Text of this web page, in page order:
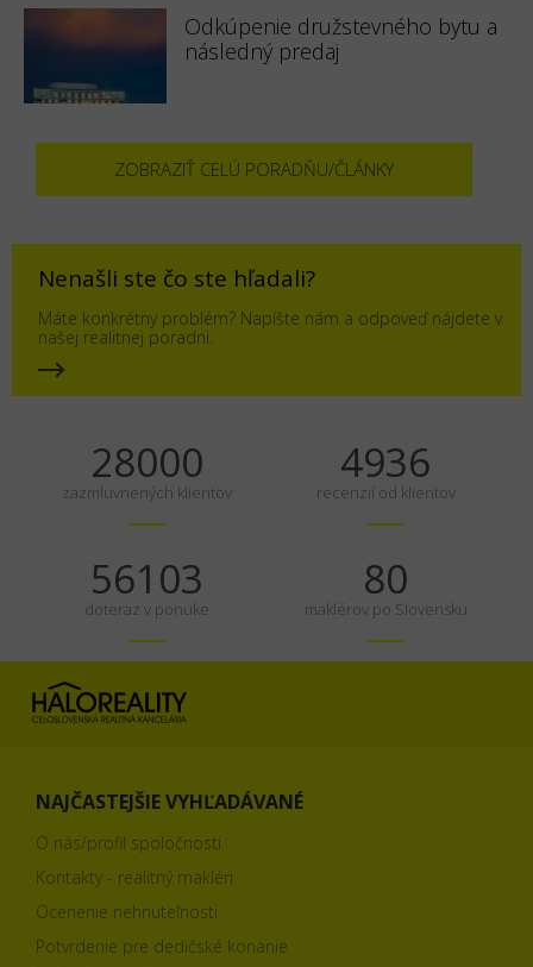
Odkúpenie družstevného bytu a
následný predaj
ZOBRAZIŤ CELÚ PORADŇU/ČLÁNKY
Nenašli ste čo ste hľadali?
Máte konkrétny problém? Napíšte nám a odpoveď nájdete v
našej realitnej poradni.
35000
zazmluvnených klientov
6170
recenzií od klientov
70129
doteraz v ponuke
100
maklérov po Slovensku
NAJČASTEJŠIE VYHĽADÁVANÉ
O nás/profil spoločnosti
Kontakty - realitný makléri
Ocenenie nehnuteľnosti
Potvrdenie pre dedičské konanie